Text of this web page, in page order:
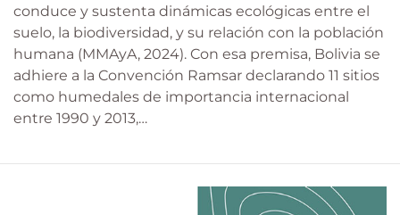
conduce y sustenta dinámicas ecológicas entre el
suelo, la biodiversidad, y su relación con la población
humana (MMAyA, 2024). Con esa premisa, Bolivia se
adhiere a la Convención Ramsar declarando 11 sitios
como humedales de importancia internacional
entre 1990 y 2013,…